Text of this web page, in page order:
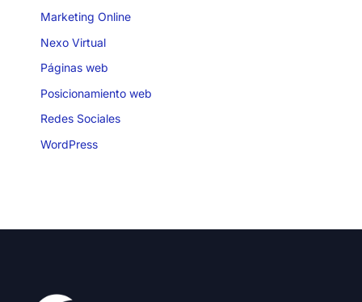
Marketing Online
Nexo Virtual
Páginas web
Posicionamiento web
Redes Sociales
WordPress